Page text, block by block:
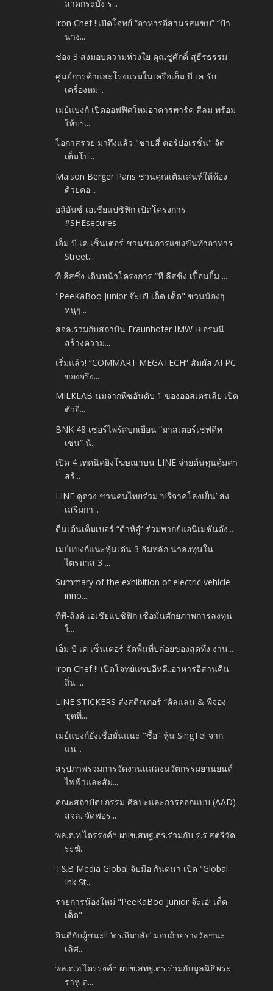
ลาดกระบัง ร...
Iron Chef !!เปิดโจทย์ “อาหารอีสานรสแซ่บ” “ป้า
นาง...
ช่อง 3 ส่งมอบความห่วงใย คุณชูศักดิ์ สุธีรธรรม
ศูนย์การค้าและโรงแรมในเครือเอ็ม บี เค รับ
เครื่องหม...
เมย์แบงก์ เปิดออฟฟิศใหม่อาคารพาร์ค สีลม พร้อม
ให้บร...
โอกาสรวย มาถึงแล้ว "ชายสี่ คอร์ปอเรชั่น" จัด
เต็มโป...
Maison Berger Paris ชวนคุณเติมเสน่ห์ให้ห้อง
ด้วยคอ...
อลิอันซ์ เอเชียแปซิฟิก เปิดโครงการ
#SHEsecures
เอ็ม บี เค เซ็นเตอร์ ชวนชมการแข่งขันทำอาหาร
Street...
ที ลีสซิ่ง เดินหน้าโครงการ “ที ลีสซิ่ง เปื้อนยิ้ม ...
"PeeKaBoo Junior จ๊ะเอ๋! เด็ด เด็ด" ชวนน้องๆ
หนูๆ...
สจล.ร่วมกับสถาบัน Fraunhofer IMW เยอรมนี
สร้างความ...
เริ่มแล้ว! “COMMART MEGATECH” สัมผัส AI PC
ของจริง...
MILKLAB นมจากพืชอันดับ 1 ของออสเตรเลีย เปิด
ตัวยิ่...
BNK 48 เซอร์ไพร้สบุกเยือน “มาสเตอร์เชฟคิท
เช่น” น้...
เปิด 4 เทคนิคยิงโฆษณาบน LINE จ่ายต้นทุนคุ้มค่า
สร้...
LINE ดูดวง ชวนคนไทยร่วม ‘บริจาคโลงเย็น’ ส่ง
เสริมกา...
ตื่นเต้นเต็มเบอร์ “ต้าห์อู๋” ร่วมพากย์แอนิเมชันดัง...
เมย์แบงก์แนะหุ้นเด่น 3 ธีมหลัก น่าลงทุนใน
ไตรมาส 3 ...
Summary of the exhibition of electric vehicle
inno...
ทีพี-ลิงค์ เอเชียแปซิฟิก เชื่อมั่นศักยภาพการลงทุน
ใ...
เอ็ม บี เค เซ็นเตอร์ จัดพื้นที่ปล่อยของสุดทึ่ง งาน...
Iron Chef !! เปิดโจทย์แซบอีหลี..อาหารอีสานคืน
ถิ่น ...
LINE STICKERS ส่งสติกเกอร์ “คัลแลน & พี่จอง
ชุดที่...
เมย์แบงก์ยังเชื่อมั่นแนะ "ซื้อ" หุ้น SingTel จาก
แน...
สรุปภาพรวมการจัดงานเเสดงนวัตกรรมยานยนต์
ไฟฟ้าและสัม...
คณะสถาปัตยกรรม ศิลปะและการออกแบบ (AAD)
สจล. จัดฟอร...
พล.ต.ท.ไตรรงค์ฯ ผบช.สพฐ.ตร.ร่วมกับ ร.ร.สตรีวัด
ระฆั...
T&B Media Global จับมือ กันตนา เปิด “Global
Ink St...
รายการน้องใหม่ "PeeKaBoo Junior จ๊ะเอ๋! เด็ด
เด็ด"...
ยินดีกับผู้ชนะ!! ‘ดร.หิมาลัย’ มอบถ้วยรางวัลชนะ
เลิศ...
พล.ต.ท.ไตรรงค์ฯ ผบช.สพฐ.ตร.ร่วมกับมูลนิธิพระ
ราหู ต...